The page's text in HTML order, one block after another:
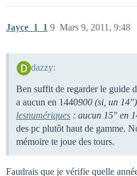
Jayce_1_1 Mars 9, 2011, 9:48
9
dazzy:
Ben suffit de regarder le guide
a aucun en 1440900 (si, un
lesnumériques : aucun 15" en
des pc plutôt haut de gamme.
mémoire te joue des tours.
Faudrais que je vérifie quelle